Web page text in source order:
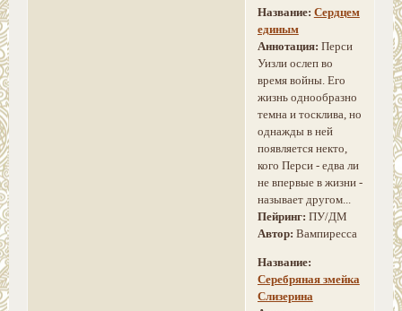
Название: Сердцем
единым
Аннотация: Перси
Уизли ослеп во
время войны. Его
жизнь однообразно
темна и тосклива, но
однажды в ней
появляется некто,
кого Перси - едва ли
не впервые в жизни -
называет другом...
Пейринг: ПУ/ДМ
Автор: Вампиресса
Название:
Серебряная змейка
Слизерина